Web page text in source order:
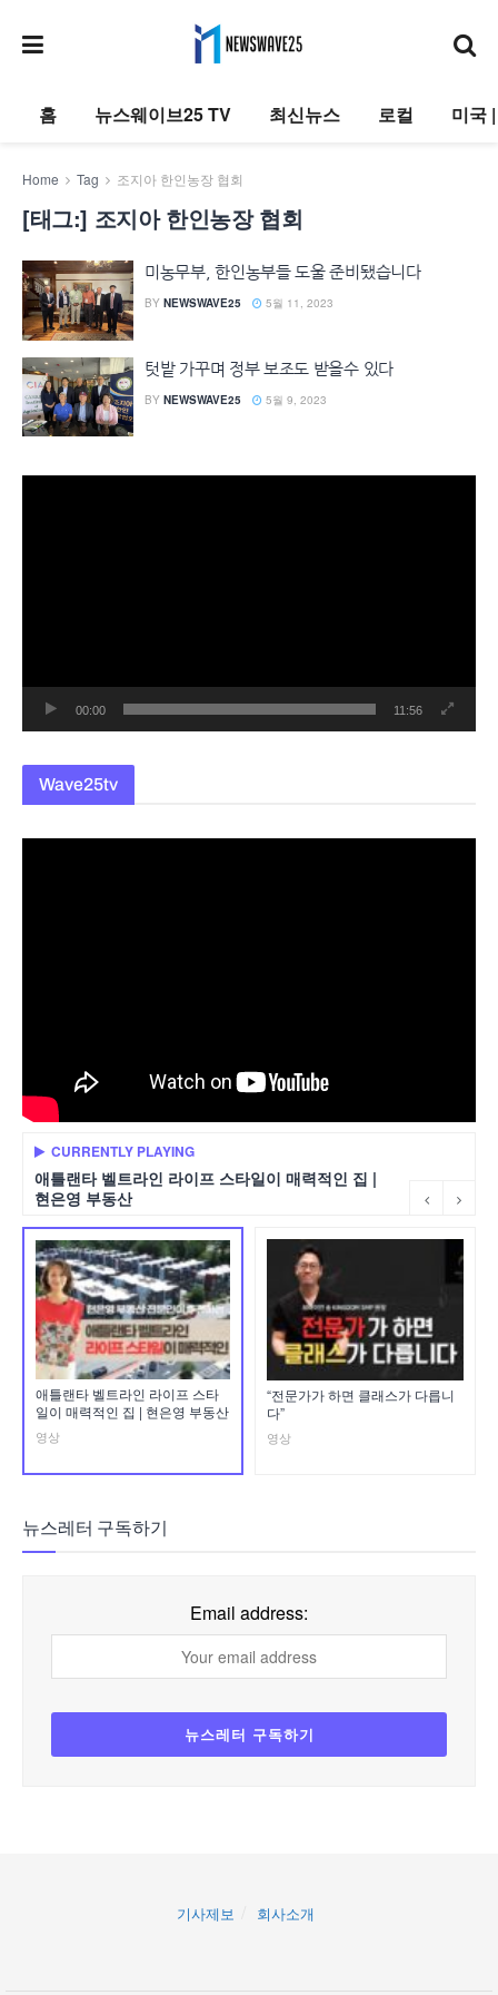
홈 뉴스웨이브25 TV 최신뉴스 로컬 미국
Home Tag 조지아 한인농장 협회
[태그:] 조지아 한인농장 협회
미농무부, 한인농부들 도울 준비됐습니다
BY NEWSWAVE25 5월 11, 2023
텃밭 가꾸며 정부 보조도 받을수 있다
BY NEWSWAVE25 5월 9, 2023
00:00 11:56
Wave25tv
CURRENTLY PLAYING
애틀랜타 벨트라인 라이프 스타일이 매력적인 집 |
현은영 부동산
애틀랜타 벨트라인 라이프 스타
일이 매력적인 집 | 현은영 부동산
영상
“전문가가 하면 클래스가 다릅니
다”
영상
뉴스레터 구독하기
Email address:
기사제보 회사소개